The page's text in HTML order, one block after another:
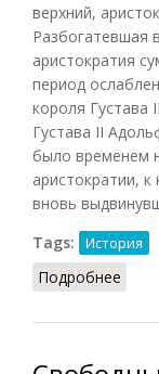
верхний,
Разбогатевшая
аристократия
период
короля Густава
Густава II
было временем
аристократии,
вновь
Tags:
История
Подробнее